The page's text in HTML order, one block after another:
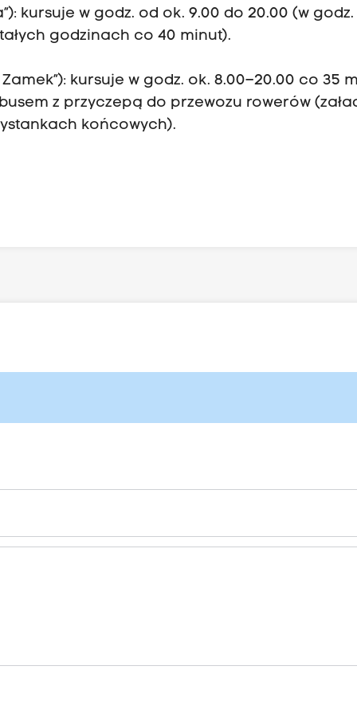
kursuje w godz. od ok. 9.00 do 20.00 (w
godzinach co 40 minut).
Zamek”): kursuje w godz. ok. 8.00–20.00 co 35
z przyczepą do przewozu rowerów
końcowych).